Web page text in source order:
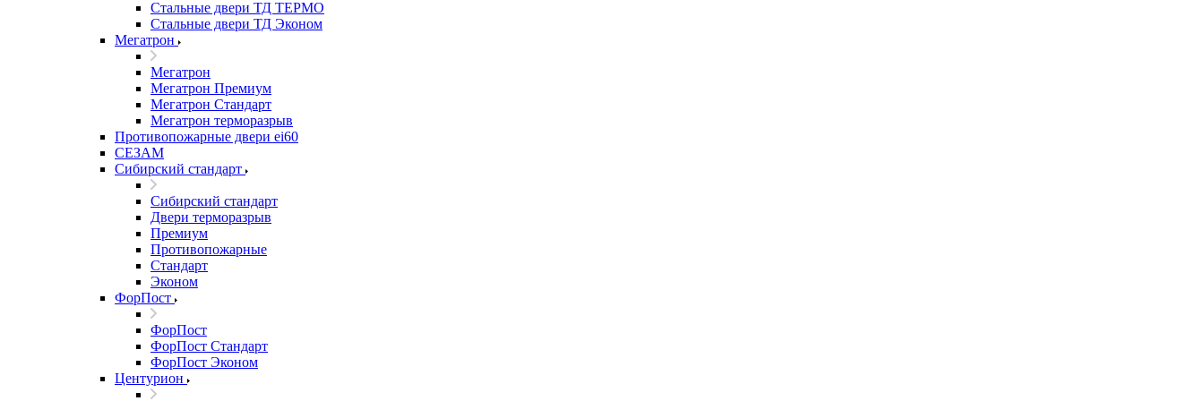
Стальные двери ТД ТЕРМО
Стальные двери ТД Эконом
Мегатрон
Мегатрон
Мегатрон Премиум
Мегатрон Стандарт
Мегатрон терморазрыв
Противопожарные двери ei60
СЕЗАМ
Сибирский стандарт
Сибирский стандарт
Двери терморазрыв
Премиум
Противопожарные
Стандарт
Эконом
ФорПост
ФорПост
ФорПост Стандарт
ФорПост Эконом
Центурион